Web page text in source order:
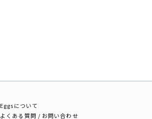
Eggsについて
よくある質問 / お問い合わせ